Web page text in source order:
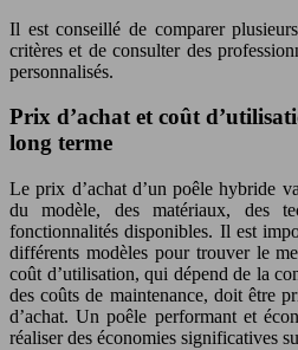
Il est conseillé de comparer
critères et de consulter des
personnalisés.
Prix d’achat et coût
long terme
Le prix d’achat d’un poêle hybride
du modèle, des matériaux, des
fonctionnalités disponibles. Il est
différents modèles pour trouver le
coût d’utilisation, qui dépend de la
des coûts de maintenance, doit être
d’achat. Un poêle performant et
réaliser des économies significatives